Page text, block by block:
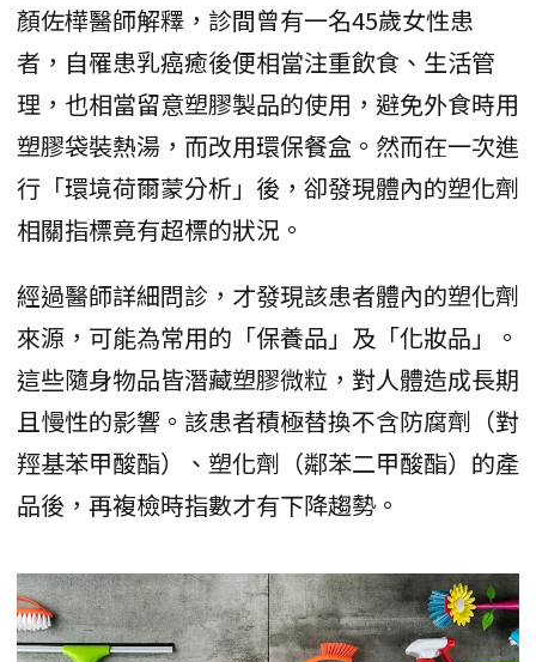
顏佐樺醫師解釋，診間曾有一名45歲女性患
者，自罹患乳癌癒後便相當注重飲食、生活管
理，也相當留意塑膠製品的使用，避免外食時用
塑膠袋裝熱湯，而改用環保餐盒。然而在一次進
行「環境荷爾蒙分析」後，卻發現體內的塑化劑
相關指標竟有超標的狀況。
經過醫師詳細問診，才發現該患者體內的塑化劑
來源，可能為常用的「保養品」及「化妝品」。
這些隨身物品皆潛藏塑膠微粒，對人體造成長期
且慢性的影響。該患者積極替換不含防腐劑（對
羥基苯甲酸酯）、塑化劑（鄰苯二甲酸酯）的產
品後，再複檢時指數才有下降趨勢。